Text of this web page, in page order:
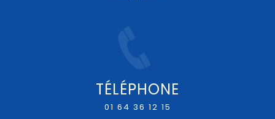
TÉLÉPHONE
01 64 36 12 15